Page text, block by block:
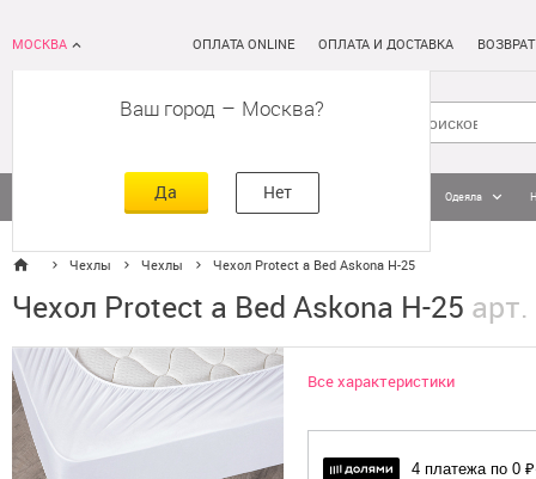
МОСКВА
Ваш город – Москва
Да Нет
ОПЛАТА ONLINE ОПЛАТА И ДОСТАВКА
Кровати Постельное белье Одеяла
Чехлы Чехлы Чехол Protect a Bed Askona H-25
Чехол Protect a Bed Askona H-25
Все характеристики
4 платежа по 0 ₽